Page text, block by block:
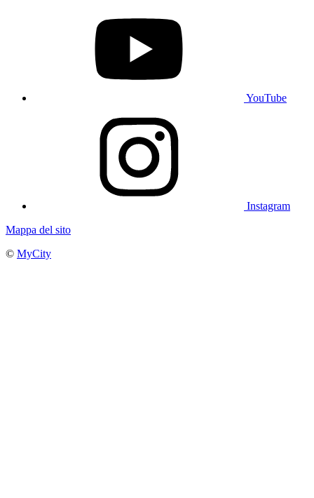
YouTube
Instagram
Mappa del sito
© MyCity